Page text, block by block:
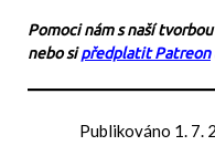
Pomoci nám s naší
nebo sipředplatit Patreon
Publikováno 1. 7.